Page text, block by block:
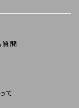
質問
て